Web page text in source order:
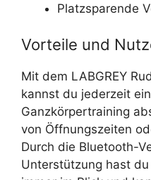
Platzsparende
Vorteile und
Mit dem LABGREY
kannst du jederzeit
Ganzkörpertraining
von Öffnungszeiten
Durch die Bluetooth-
Unterstützung hast